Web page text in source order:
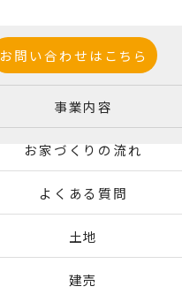
お問い合わせはこちら
事業内容
お家づくりの流れ
よくある質問
土地
建売